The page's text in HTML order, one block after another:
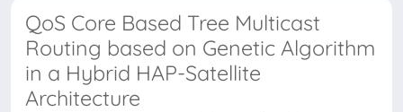
QoS Core Based Tree Multicast
Routing based on Genetic Algorithm
in a Hybrid HAP-Satellite
Architecture